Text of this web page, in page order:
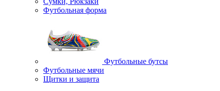
Футбольная форма
Футбольные бутсы
Футбольные мячи
Щитки и защита